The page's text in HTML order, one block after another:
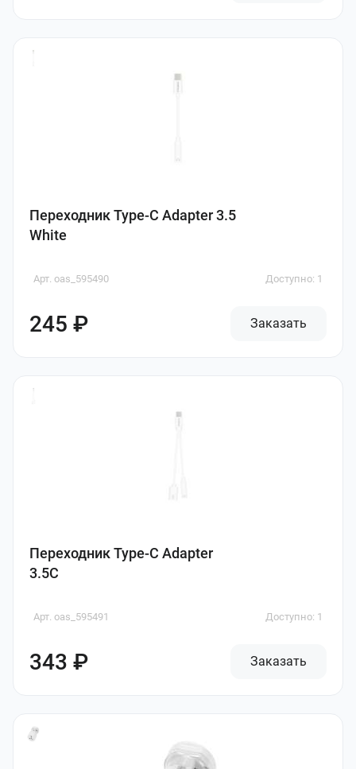
Переходник Type-C Adapter 3.5
White
Арт. oas_595490 Доступно: 1
245 ₽ Заказать
Переходник Type-C Adapter
3.5C
Арт. oas_595491 Доступно: 1
343 ₽ Заказать